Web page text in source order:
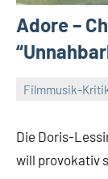
Adore –
Filmmusik-
Die Doris-
will provokativ